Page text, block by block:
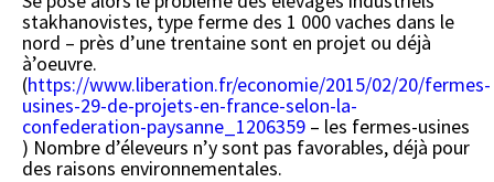
stakhanovistes, type ferme des 1 000 vaches dans le
nord – près d’une trentaine sont en projet ou déjà
à’oeuvre.
(https://www.liberation.fr/economie/2015/02/20/fermes-
usines-29-de-projets-en-france-selon-la-
confederation-paysanne_1206359 – les fermes-usines
) Nombre d’éleveurs n’y sont pas favorables, déjà pour
des raisons environnementales.